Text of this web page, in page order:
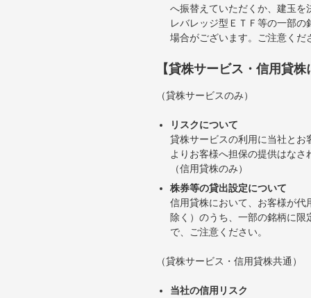
へ振替えていただくか、建玉
レバレッジ型ＥＴＦ等の一部
場合がございます。ご注意くだ
【貸株サービス・信用貸
（貸株サービスのみ）
リスクについて
貸株サービスの利用に当社と
よりお客様へ担保の提供はな
（信用貸株のみ）
株券等の貸出設定について
信用貸株において、お客様が
除く）のうち、一部の銘柄に
で、ご注意ください。
（貸株サービス・信用貸株共通）
当社の信用リスク